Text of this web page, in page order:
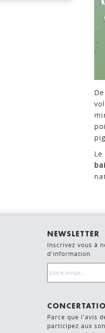
NEWSLETTER
Inscrivez vous à
d'information
Parce que l'avis
participez aux